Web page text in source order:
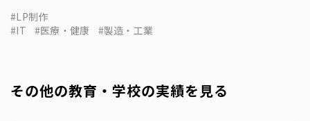
LP制作
IT
医療・健康 製造・工業
その他の教育・学校の実績を見る